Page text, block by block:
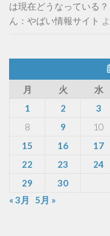
は現在どうなっている
ん：やばい情報サイト
月
火 水
1
2 3
8
9 10
15
16 17
22
23 24
29
30
« 3月
5月 »